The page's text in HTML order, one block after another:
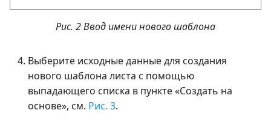
Рис. 2 Ввод имени нового шаблона
Выберите исходные данные для создания
нового шаблона листа с помощью
выпадающего списка в пункте «Создать на
основе», см. Рис. 3.